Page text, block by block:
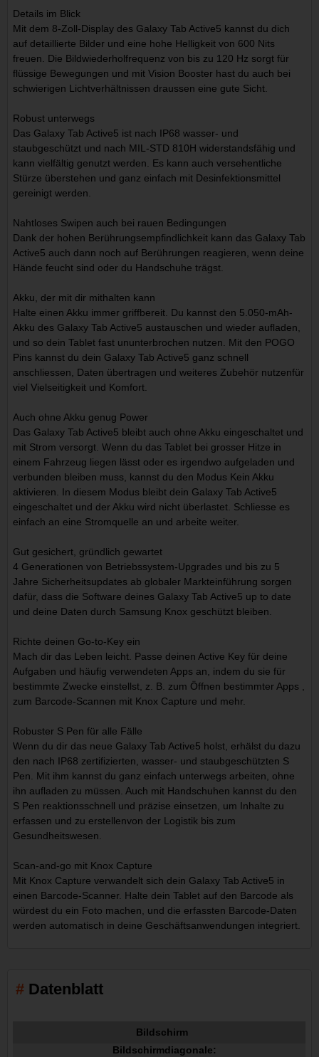
Details im Blick
Mit dem 8-Zoll-Display des Galaxy Tab Active5 kannst du dich
auf detaillierte Bilder und eine hohe Helligkeit von 600 Nits
freuen. Die Bildwiederholfrequenz von bis zu 120 Hz sorgt für
flüssige Bewegungen und mit Vision Booster hast du auch bei
schwierigen Lichtverhältnissen draussen eine gute Sicht.
Robust unterwegs
Das Galaxy Tab Active5 ist nach IP68 wasser- und
staubgeschützt und nach MIL-STD 810H widerstandsfähig und
kann vielfältig genutzt werden. Es kann auch versehentliche
Stürze überstehen und ganz einfach mit Desinfektionsmittel
gereinigt werden.
Nahtloses Swipen auch bei rauen Bedingungen
Dank der hohen Berührungsempfindlichkeit kann das Galaxy Tab
Active5 auch dann noch auf Berührungen reagieren, wenn deine
Hände feucht sind oder du Handschuhe trägst.
Akku, der mit dir mithalten kann
Halte einen Akku immer griffbereit. Du kannst den 5.050-mAh-
Akku des Galaxy Tab Active5 austauschen und wieder aufladen,
und so dein Tablet fast ununterbrochen nutzen. Mit den POGO
Pins kannst du dein Galaxy Tab Active5 ganz schnell
anschliessen, Daten übertragen und weiteres Zubehör nutzenfür
viel Vielseitigkeit und Komfort.
Auch ohne Akku genug Power
Das Galaxy Tab Active5 bleibt auch ohne Akku eingeschaltet und
mit Strom versorgt. Wenn du das Tablet bei grosser Hitze in
einem Fahrzeug liegen lässt oder es irgendwo aufgeladen und
verbunden bleiben muss, kannst du den Modus Kein Akku
aktivieren. In diesem Modus bleibt dein Galaxy Tab Active5
eingeschaltet und der Akku wird nicht überlastet. Schliesse es
einfach an eine Stromquelle an und arbeite weiter.
Gut gesichert, gründlich gewartet
4 Generationen von Betriebssystem-Upgrades und bis zu 5
Jahre Sicherheitsupdates ab globaler Markteinführung sorgen
dafür, dass die Software deines Galaxy Tab Active5 up to date
und deine Daten durch Samsung Knox geschützt bleiben.
Richte deinen Go-to-Key ein
Mach dir das Leben leicht. Passe deinen Active Key für deine
Aufgaben und häufig verwendeten Apps an, indem du sie für
bestimmte Zwecke einstellst, z. B. zum Öffnen bestimmter Apps ,
zum Barcode-Scannen mit Knox Capture und mehr.
Robuster S Pen für alle Fälle
Wenn du dir das neue Galaxy Tab Active5 holst, erhälst du dazu
den nach IP68 zertifizierten, wasser- und staubgeschützten S
Pen. Mit ihm kannst du ganz einfach unterwegs arbeiten, ohne
ihn aufladen zu müssen. Auch mit Handschuhen kannst du den
S Pen reaktionsschnell und präzise einsetzen, um Inhalte zu
erfassen und zu erstellenvon der Logistik bis zum
Gesundheitswesen.
Scan-and-go mit Knox Capture
Mit Knox Capture verwandelt sich dein Galaxy Tab Active5 in
einen Barcode-Scanner. Halte dein Tablet auf den Barcode als
würdest du ein Foto machen, und die erfassten Barcode-Daten
werden automatisch in deine Geschäftsanwendungen integriert.
Datenblatt
Bildschirm
Bildschirmdiagonale: